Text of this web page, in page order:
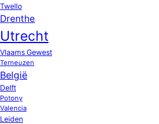
Twello
Drenthe
Utrecht
Vlaams Gewest
Terneuzen
België
Delft
Potony
Valencia
Leiden